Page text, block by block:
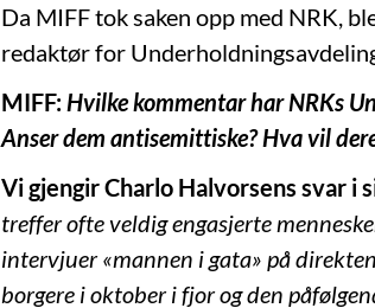
Da MIFF tok saken opp med NRK,
redaktør for
MIFF: Hvilke kommentar har NRKs
Anser dem antisemittiske? Hva vil
Vi gjengir Charlo Halvorsens svar i
treffer ofte veldig engasjerte
intervjuer «mannen i gata» på
borgere i oktober i fjor og den